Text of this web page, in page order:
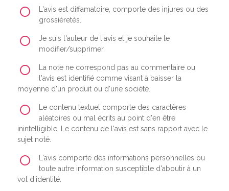
L'avis est diffamatoire, comporte des injures ou des
grossièretés.
Je suis l'auteur de l'avis et je souhaite le
modifier/supprimer.
La note ne correspond pas au commentaire ou
l'avis est identifié comme visant à baisser la
moyenne d'un produit ou d'une société.
Le contenu textuel comporte des caractères
aléatoires ou mal écrits au point d'en être
inintelligible. Le contenu de l'avis est sans rapport avec le
sujet noté.
L'avis comporte des informations personnelles ou
toute autre information susceptible d'aboutir à un
vol d'identité.